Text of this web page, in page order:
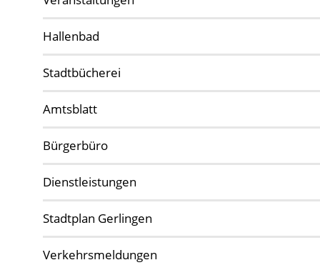
Hallenbad
Stadtbücherei
Amtsblatt
Bürgerbüro
Dienstleistungen
Stadtplan Gerlingen
Verkehrsmeldungen